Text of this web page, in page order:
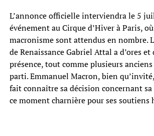
L’annonce officielle interviendra le 5
événement au Cirque d’Hiver à Paris,
macronisme sont attendus en nombre.
de Renaissance Gabriel Attal a d’ores
présence, tout comme plusieurs
parti. Emmanuel Macron, bien
fait connaître sa décision concernant
ce moment charnière pour ses soutiens